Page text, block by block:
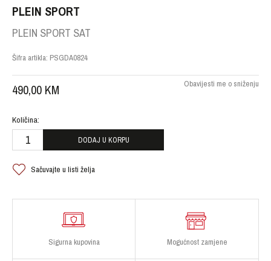
PLEIN SPORT
PLEIN SPORT SAT
Šifra artikla: PSGDA0824
490,00 KM Obavijesti me o sniženju
Količina:
DODAJ U KORPU
Sačuvajte u listi želja
Sigurna kupovina Mogućnost zamjene